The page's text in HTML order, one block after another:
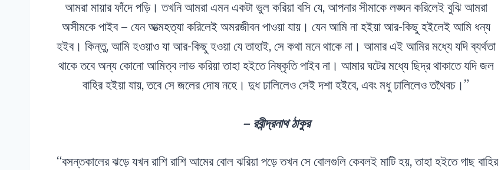
আমরা মায়ার ফাঁদে পড়ি। তখনি আমরা এমন একটা ভুল করিয়া বসি যে, আপনার সীমাকে লঙ্ঘন করিলেই বুঝি আমরা
অসীমকে পাইব – যেন আত্মহত্যা করিলেই অমরজীবন পাওয়া যায়। যেন আমি না হইয়া আর-কিছু হইলেই আমি ধন্য
হইব। কিন্তু, আমি হওয়াও যা আর-কিছু হওয়া যে তাহাই, সে কথা মনে থাকে না। আমার এই আমির মধ্যে যদি ব্যর্থতা
থাকে তবে অন্য কোনো আমিত্ব লাভ করিয়া তাহা হইতে নিষ্কৃতি পাইব না। আমার ঘটের মধ্যে ছিদ্র থাকাতে যদি জল
বাহির হইয়া যায়, তবে সে জলের দোষ নহে। দুধ ঢালিলেও সেই দশা হইবে, এবং মধু ঢালিলেও তথৈবচ।”
– রবীন্দ্রনাথ ঠাকুর
“বসন্তকালের ঝড়ে যখন রাশি রাশি আমের বোল ঝরিয়া পড়ে তখন সে বোলগুলি কেবলই মাটি হয়, তাহা হইতে গাছ বাহির